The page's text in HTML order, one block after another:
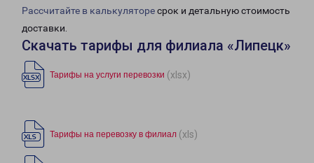
Рассчитайте в калькуляторесрок и детальную стоимость
доставки.
Скачать тарифы для филиала «Липецк»
Тарифы на услуги перевозки (xlsx)
Тарифы на перевозку в филиал (xls)